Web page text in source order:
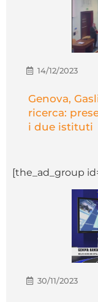
14/12/2023
Genova,
ricerca:
i due istituti
[the_ad_group
30/11/2023